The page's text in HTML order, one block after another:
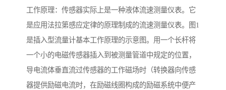
工作原理：传感器实际上是一种液体流速测量仪表。它
是应用法拉第感应定律的原理制成的流速测量仪表。图1
是插入型流量计基本工作原理的示意图。用一个长杆将
一个小的电磁传感器插入到被测量管道中规定的位置，
导电流体垂直流过传感器的工作磁场时（转换器向传感
器提供励磁电流时，在励磁线圈构成的励磁系统中便产